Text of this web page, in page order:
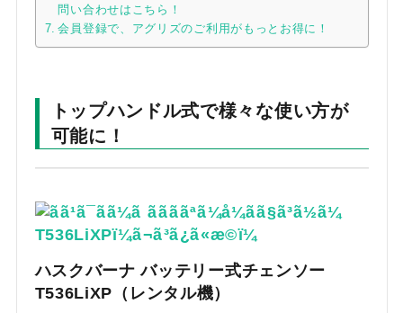
問い合わせはこちら！
会員登録で、アグリズのご利用がもっとお得に！
トップハンドル式で様々な使い方が
可能に！
ハスクバーナ バッテリー式チェンソー
T536LiXP（レンタル機）